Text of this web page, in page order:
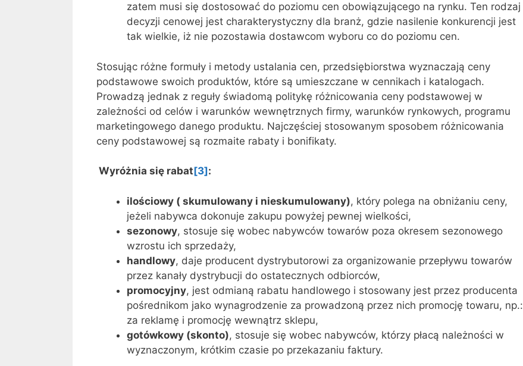
zatem musi się dostosować do poziomu cen obowiązującego na rynku. Ten rodzaj
decyzji cenowej jest charakterystyczny dla branż, gdzie nasilenie konkurencji jest
tak wielkie, iż nie pozostawia dostawcom wyboru co do poziomu cen.
Stosując różne formuły i metody ustalania cen, przedsiębiorstwa wyznaczają ceny
podstawowe swoich produktów, które są umieszczane w cennikach i katalogach.
Prowadzą jednak z reguły świadomą politykę różnicowania ceny podstawowej w
zależności od celów i warunków wewnętrznych firmy, warunków rynkowych, programu
marketingowego danego produktu. Najczęściej stosowanym sposobem różnicowania
ceny podstawowej są rozmaite rabaty i bonifikaty.
Wyróżnia się rabat[3]:
ilościowy ( skumulowany i nieskumulowany), który polega na obniżaniu ceny,
jeżeli nabywca dokonuje zakupu powyżej pewnej wielkości,
sezonowy, stosuje się wobec nabywców towarów poza okresem sezonowego
wzrostu ich sprzedaży,
handlowy, daje producent dystrybutorowi za organizowanie przepływu towarów
przez kanały dystrybucji do ostatecznych odbiorców,
promocyjny, jest odmianą rabatu handlowego i stosowany jest przez producenta
pośrednikom jako wynagrodzenie za prowadzoną przez nich promocję towaru, np.:
za reklamę i promocję wewnątrz sklepu,
gotówkowy (skonto), stosuje się wobec nabywców, którzy płacą należności w
wyznaczonym, krótkim czasie po przekazaniu faktury.